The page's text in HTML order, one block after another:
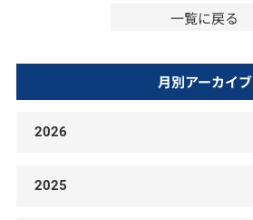
一覧に戻る
月別アーカイブ
2026
2025